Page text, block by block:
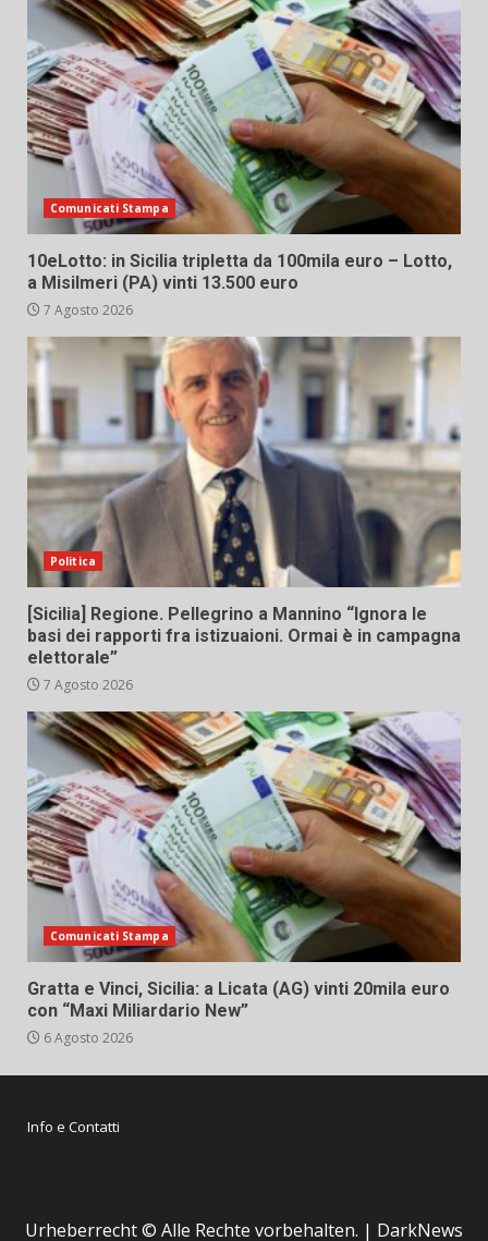
Comunicati Stampa
10eLotto: in Sicilia tripletta da 100mila euro – Lotto,
a Misilmeri (PA) vinti 13.500 euro
7 Agosto 2026
Politica
[Sicilia] Regione. Pellegrino a Mannino “Ignora le
basi dei rapporti fra istizuaioni. Ormai è in campagna
elettorale”
7 Agosto 2026
Comunicati Stampa
Gratta e Vinci, Sicilia: a Licata (AG) vinti 20mila euro
con “Maxi Miliardario New”
6 Agosto 2026
Info e Contatti
Urheberrecht © Alle Rechte vorbehalten. | DarkNews